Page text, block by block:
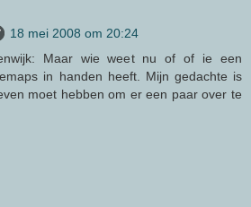
18 mei 2008 om 20:24
Maar wie weet nu of of ie een
in handen heeft. Mijn gedachte is
moet hebben om er een paar over te